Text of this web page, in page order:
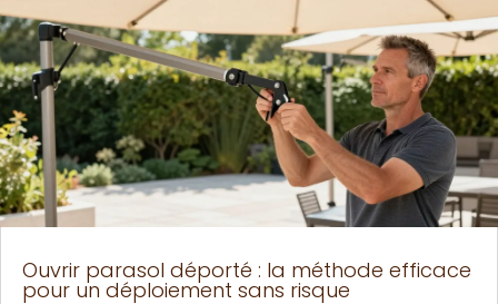
Ouvrir parasol déporté : la méthode efficace
pour un déploiement sans risque